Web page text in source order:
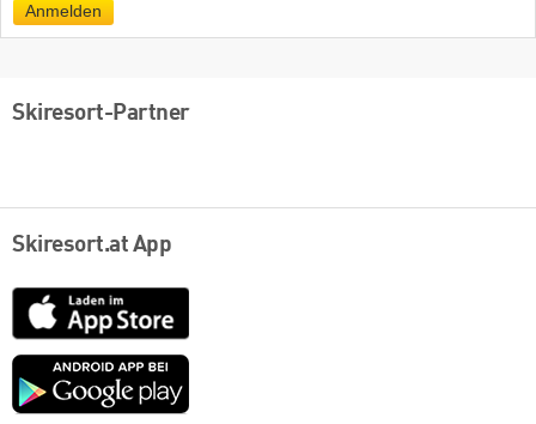
Anmelden
Skiresort-Partner
Skiresort.at App
App
Store
Google